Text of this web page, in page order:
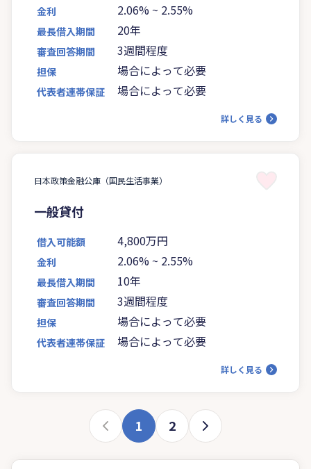
金利 2.06% ~ 2.55%
最長借入期間 20年
審査回答期間 3週間程度
担保 場合によって必要
代表者連帯保証 場合によって必要
詳しく見る
日本政策金融公庫（国民生活事業）
一般貸付
借入可能額 4,800万円
金利 2.06% ~ 2.55%
最長借入期間 10年
審査回答期間 3週間程度
担保 場合によって必要
代表者連帯保証 場合によって必要
詳しく見る
1 2